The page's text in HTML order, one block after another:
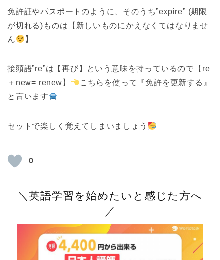
免許証やパスポートのように、そのうち”expire” (期限
が切れる)ものは【新しいものにかえなくてはなりませ
ん
】
接頭語”re”は【再び】という意味を持っているので【re
＋new= renew】
こちらを使って『免許を更新する』
と言います
セットで楽しく覚えてしまいましょう
0
＼英語学習を始めたいと感じた方へ
／